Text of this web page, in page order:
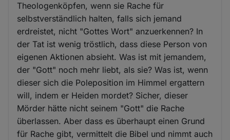
Theologenköpfen, wenn sie Rache für
selbstverständlich halten, falls sich jemand
erdreistet, nicht "Gottes Wort" anzuerkennen? In
der Tat ist wenig tröstlich, dass diese Person von
eigenen Aktionen absieht. Was ist mit jemandem,
der "Gott" noch mehr liebt, als sie? Was ist, wenn
dieser sich die Poleposition im Himmel ergattern
will, indem er Heiden mordet? Sicher, dieser
Mörder hätte nicht seinem "Gott" die Rache
überlassen. Aber dass es überhaupt einen Grund
für Rache gibt, vermittelt die Bibel und nimmt auch